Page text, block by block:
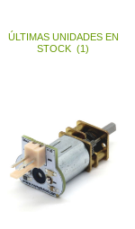
ÚLTIMAS UNIDADES EN
STOCK(1)